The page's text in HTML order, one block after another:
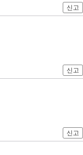
신고
신고
신고